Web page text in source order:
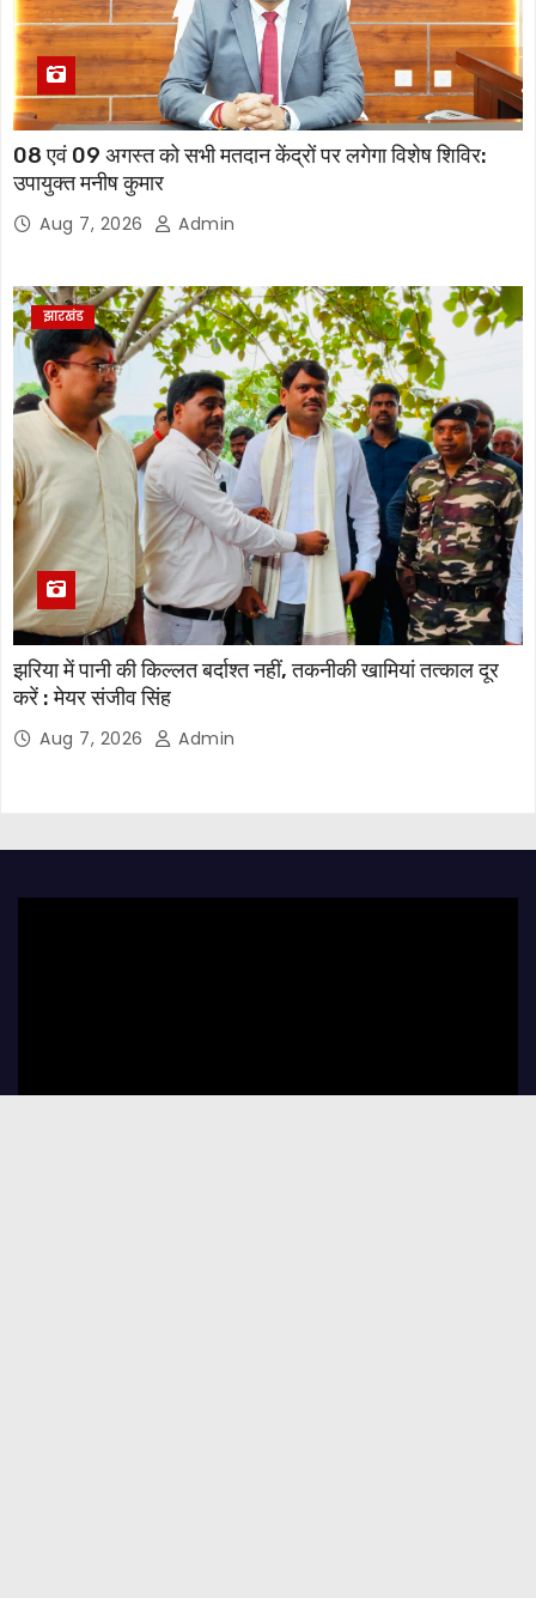
08 एवं 09 अगस्त को सभी मतदान केंद्रों पर लगेगा विशेष शिविर:
उपायुक्त मनीष कुमार
Aug 7, 2026 Admin
झारखंड
झरिया में पानी की किल्लत बर्दाश्त नहीं, तकनीकी खामियां तत्काल दूर
करें : मेयर संजीव सिंह
Aug 7, 2026 Admin